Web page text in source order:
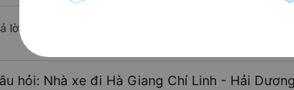
lời: Trung bình mỗi ngày có khoảng 5 chuyến xe bắt
hỏi: Nhà xe đi Hà Giang Chí Linh - Hải